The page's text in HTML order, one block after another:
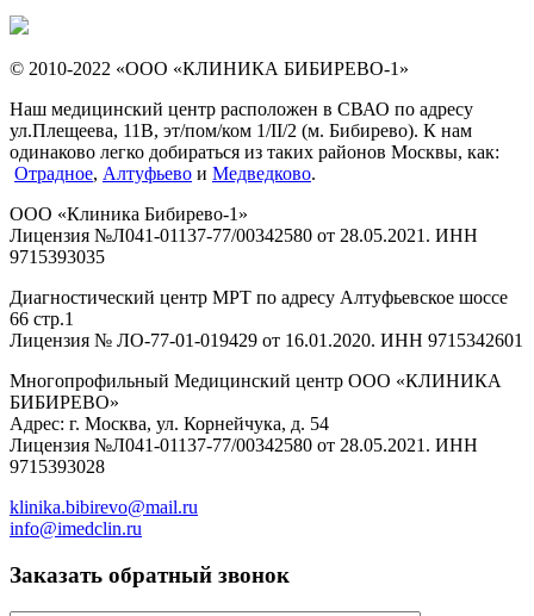
© 2010-2022 «ООО «КЛИНИКА БИБИРЕВО-1»
Наш медицинский центр расположен в СВАО по адресу
ул.Плещеева, 11В, эт/пом/ком 1/II/2 (м. Бибирево). К нам
одинаково легко добираться из таких районов Москвы, как:
Отрадное, Алтуфьево и Медведково.
ООО «Клиника Бибирево-1»
Лицензия №Л041-01137-77/00342580 от 28.05.2021. ИНН
9715393035
Диагностический центр МРТ по адресу Алтуфьевское шоссе
66 стр.1
Лицензия № ЛО-77-01-019429 от 16.01.2020. ИНН 9715342601
Многопрофильный Медицинский центр ООО «КЛИНИКА
БИБИРЕВО»
Адрес: г. Москва, ул. Корнейчука, д. 54
Лицензия №Л041-01137-77/00342580 от 28.05.2021. ИНН
9715393028
klinika.bibirevo@mail.ru
info@imedclin.ru
Заказать обратный звонок